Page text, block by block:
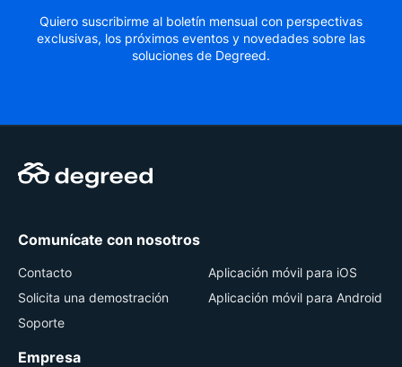
Quiero suscribirme al boletín mensual con perspectivas
exclusivas, los próximos eventos y novedades sobre las
soluciones de Degreed.
Comunícate con nosotros
Contacto
Solicita una demostración
Soporte
Aplicación móvil para iOS
Aplicación móvil para Android
Empresa